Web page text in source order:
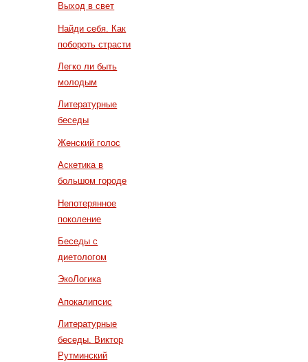
Выход в свет
Найди себя. Как
побороть страсти
Легко ли быть
молодым
Литературные
беседы
Женский голос
Аскетика в
большом городе
Непотерянное
поколение
Беседы с
диетологом
ЭкоЛогика
Апокалипсис
Литературные
беседы. Виктор
Рутминский